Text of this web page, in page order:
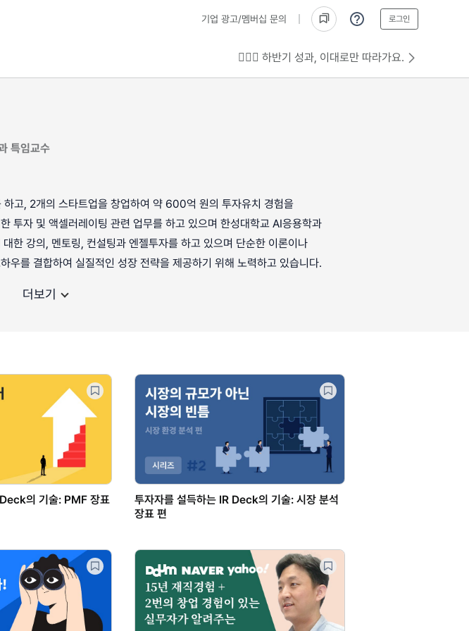
기업 광고/멤버십 문의 로그인
💁🏻‍♂️ 하반기 성과, 이대로만 따라가요.
특임교수
고, 2개의 스타트업을 창업하여 약 600억 원의 투자유치 경험을
투자 및 액셀러레이팅 관련 업무를 하고 있으며 한성대학교 AI응용학과
한 강의, 멘토링, 컨설팅과 엔젤투자를 하고 있으며 단순한 이론이나
우를 결합하여 실질적인 성장 전략을 제공하기 위해 노력하고 있습니다.
더보기
의 기술: PMF 장표
투자자를 설득하는 IR Deck의 기술: 시장 분석
장표 편